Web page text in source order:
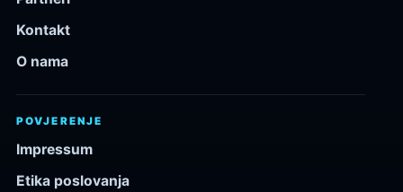
Kontakt
O nama
POVJERENJE
Impressum
Etika poslovanja